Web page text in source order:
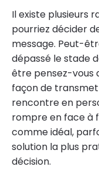
Il existe plusieurs
pourriez décider
message. Peut-
dépassé le stade
être pensez-vous
façon de
rencontre en
rompre en face à
comme idéal,
solution la plus
décision.